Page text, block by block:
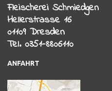
Fleischerei Schmiedgen
Hellerstrasse 16
01109 Dresden
Tel. 0351-8806110
ANFAHRT